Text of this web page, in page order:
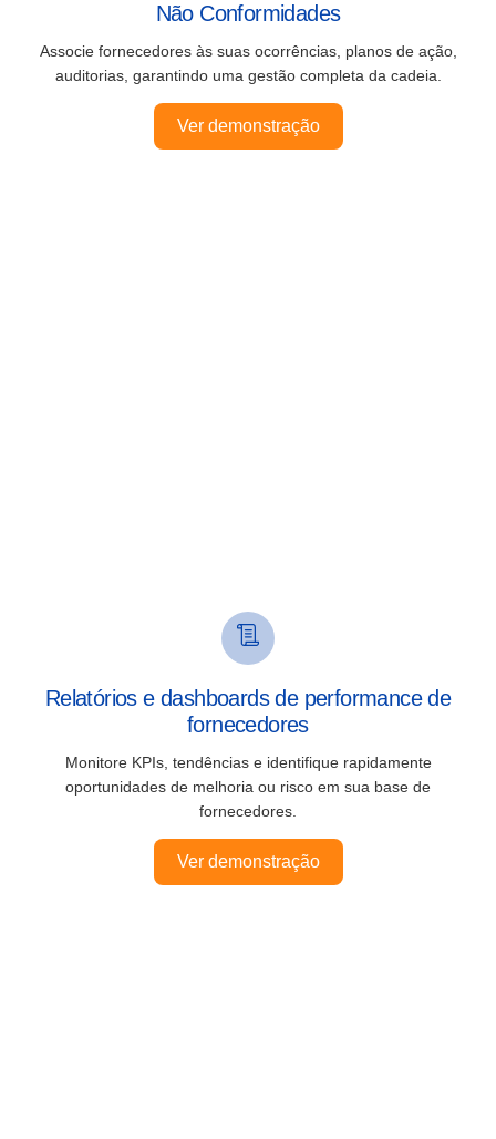
Não Conformidades
Associe fornecedores às suas ocorrências, planos de ação,
auditorias, garantindo uma gestão completa da cadeia.
Ver demonstração
Relatórios e dashboards de performance de
fornecedores
Monitore KPIs, tendências e identifique rapidamente
oportunidades de melhoria ou risco em sua base de
fornecedores.
Ver demonstração